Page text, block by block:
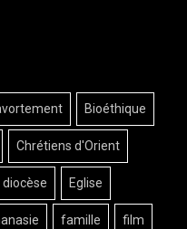
Bioéthique
Chrétiens d'Orient
diocèse Eglise
famille film